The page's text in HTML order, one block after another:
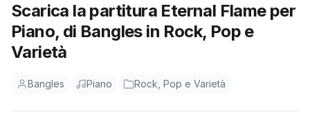
Scarica la partitura Eternal Flame per
Piano, di Bangles in Rock, Pop e
Varietà
Bangles Piano Rock, Pop e Varietà